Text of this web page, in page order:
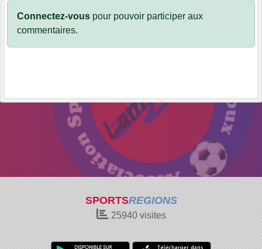
Connectez-vous pour pouvoir participer aux
commentaires.
SPORTSREGIONS
25940visites